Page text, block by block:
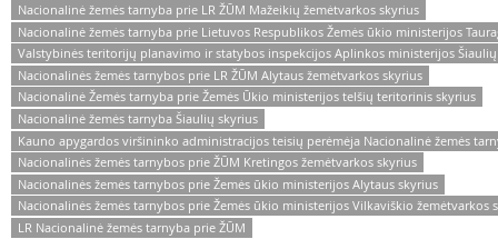
Nacionalinė žemės tarnyba prie LR ŽŪM Mažeikių žemėtvarkos skyrius
Nacionalinė žemės tarnyba prie Lietuvos Respublikos Žemės ūkio ministerijos
Valstybinės teritorijų planavimo ir statybos inspekcijos Aplinkos ministerijos
Nacionalinės žemės tarnybos prie LR ŽŪM Alytaus žemėtvarkos skyrius
Nacionalinė Žemės tarnyba prie Žemės Ūkio ministerijos telšių teritorinis skyrius
Nacionalinė žemės tarnyba Šiaulių skyrius
Kauno apygardos viršininko administracijos teisių perėmėja Nacionalinė žemės
Nacionalinės žemės tarnybos prie ŽŪM Kretingos žemėtvarkos skyrius
Nacionalinės žemės tarnybos prie Žemės ūkio ministerijos Alytaus skyrius
Nacionalinės žemės tarnybos prie Žemės ūkio ministerijos Vilkaviškio žemėtvarkos
LR Nacionalinė žemės tarnyba prie ŽŪM